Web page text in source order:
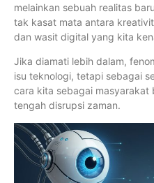
melainkan sebuah realitas
tak kasat mata antara
dan wasit digital yang kita
Jika diamati lebih dalam,
isu teknologi, tetapi sebagai
cara kita sebagai
tengah disrupsi zaman.